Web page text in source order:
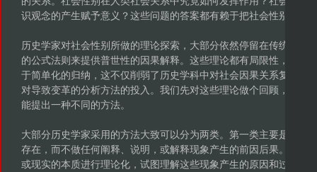
识观念的产生赋予意义？这些问题的答案都有赖于把社会性别作为
历史学家对社会性别所做的理论探索，大部分依然停留在传统的社
的公式法则来提供普世性的因果解释。这些理论都有局限性，因为
于简单化的归纳，这不仅削弱了历史学科中对社会因果关系复杂性
对导致变革的分析方法的投入。我们先对这些理论做个回顾，来暴
能提出一种不同的方法。
大部分历史学家采用的方法大致可以分为两类。第一类主要是描述
存在，而不做任何阐释、说明，或解释现象产生的前因后果。第二
或现实的本质进行理论化，试图理解这些现象产生的原因和过程。